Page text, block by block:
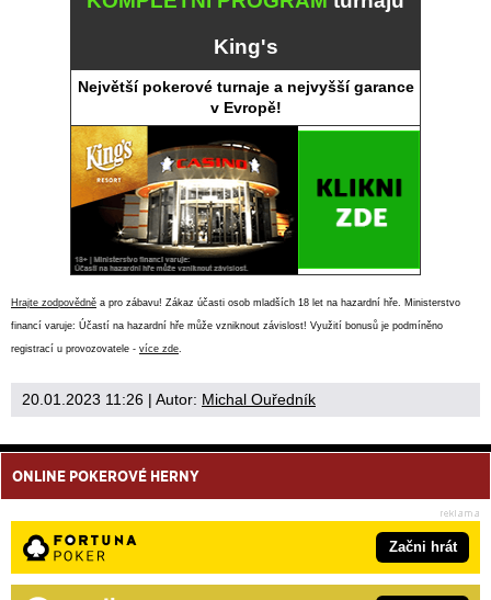
King's
Největší pokerové turnaje a nejvyšší garance
v Evropě!
Hrajte zodpovědně a pro zábavu! Zákaz účasti osob mladších 18 let na hazardní hře. Ministerstvo
financí varuje: Účastí na hazardní hře může vzniknout závislost! Využití bonusů je podmíněno
registrací u provozovatele - více zde.
20.01.2023 11:26 | Autor: Michal Ouředník
ONLINE POKEROVÉ HERNY
Začni hrát